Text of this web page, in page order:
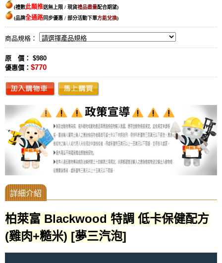
(禮數此類推送無上限 / 現貨禮品盡量配合期望)
(品牌全通路同步優惠 / 部分活動下單方能兌換)
商品規格：
原 價： $980
優惠價： $770
柏萊富 Blackwood 特調 低卡保健配方
(雞肉+糙米) [夢三汽泡]